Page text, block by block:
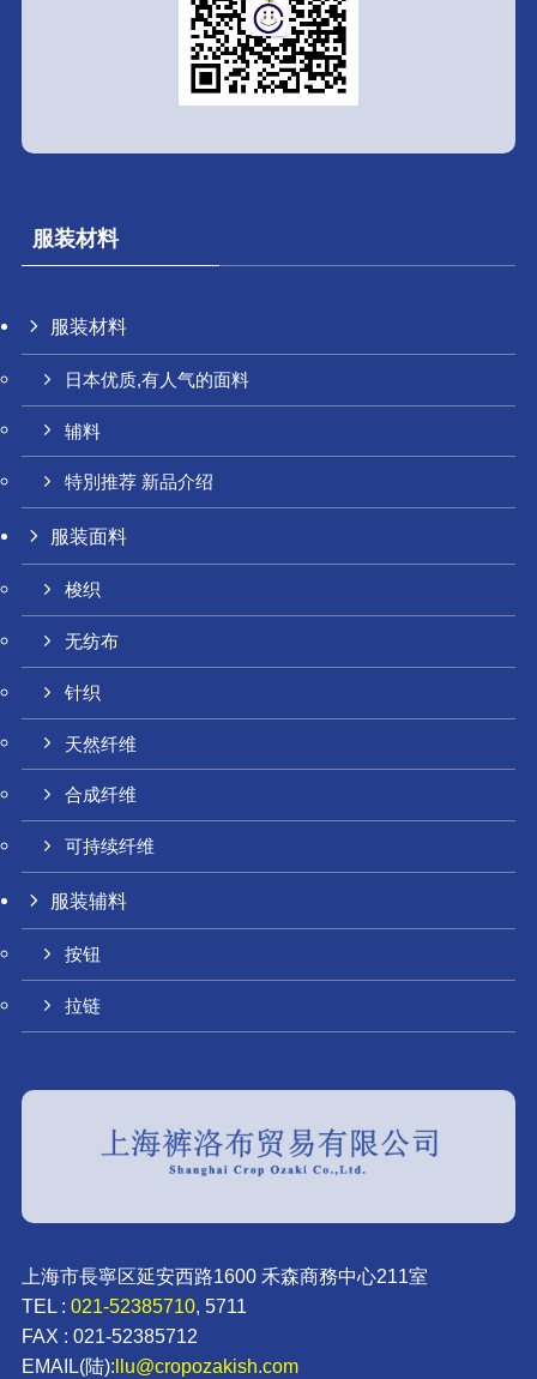
服装材料
服装材料
日本优质,有人气的面料
辅料
特別推荐 新品介绍
服装面料
梭织
无纺布
针织
天然纤维
合成纤维
可持续纤维
服装辅料
按钮
拉链
上海市長寧区延安西路1600 禾森商務中心211室
TEL : 021-52385710, 5711
FAX : 021-52385712
EMAIL(陆): llu@cropozakish.com